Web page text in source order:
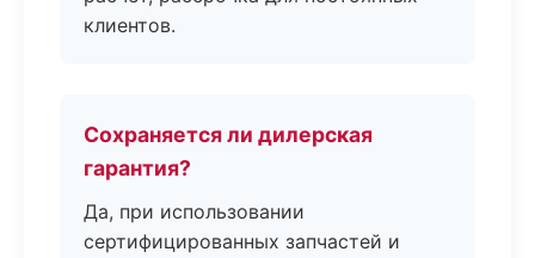
клиентов.
Сохраняется ли дилерская
гарантия?
Да, при использовании
сертифицированных запчастей и